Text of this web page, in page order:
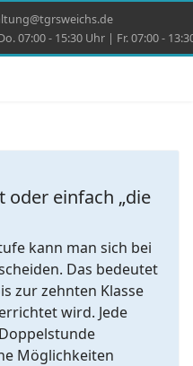
07:00 - 15:30 Uhr | Fr. 07:00 -
oder einfach „die
kann man sich bei
Das bedeutet
zur zehnten Klasse
wird. Jede
Möglichkeiten